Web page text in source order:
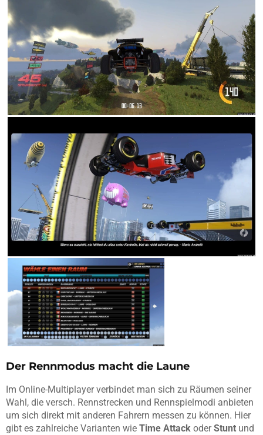
Der Rennmodus macht die Laune
Im Online-Multiplayer verbindet man sich zu Räumen seiner
Wahl, die versch. Rennstrecken und Rennspielmodi anbieten
um sich direkt mit anderen Fahrern messen zu können. Hier
gibt es zahlreiche Varianten wie Time Attack oderStunt und